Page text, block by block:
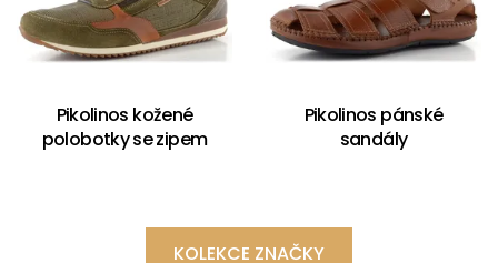
Pikolinos kožené
polobotky se zipem
Pikolinos pánské
sandály
KOLEKCE ZNAČKY